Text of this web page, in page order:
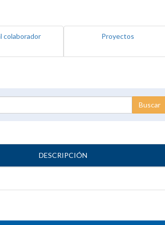
colaborador Proyectos
DESCRIPCIÓN